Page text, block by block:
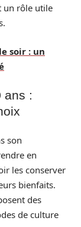
un rôle utile
soir : un
ans :
son
en
les conserver
bienfaits.
des
de culture